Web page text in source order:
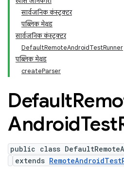
सार्वजनिक कंस्ट्रक्टर
पब्लिक मेथड
सार्वजनिक कंस्ट्रक्टर
DefaultRemoteAndroidTestRunner
पब्लिक मेथड
createParser
Default
AndroidTest
public class
extends